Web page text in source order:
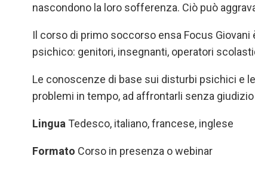
nascondono la loro sofferenza. Ciò può
Il corso di primo soccorso ensa Focus
psichico: genitori, insegnanti, operatori
Le conoscenze di base sui disturbi psichici e
problemi in tempo, ad affrontarli senza
Lingua Tedesco, italiano, francese, inglese
Formato Corso in presenza o webinar